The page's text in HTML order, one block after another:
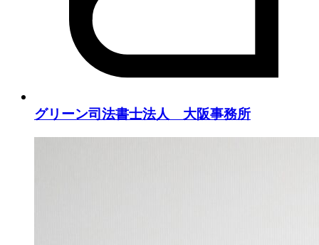
グリーン司法書士法人 大阪事務所